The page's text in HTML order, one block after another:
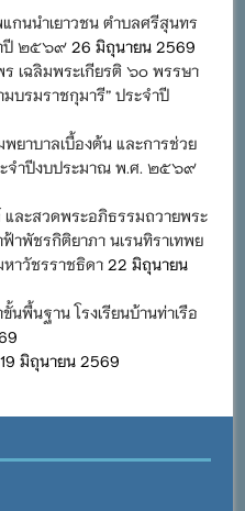
กนนำเยาวชน ตำบลศรีสุนทร
ำปี ๒๕๖๙ 26 มิถุนายน 2569
ร เฉลิมพระเกียรติ ๖๐ พรรษา
บรมราชกุมารี” ประจำปี
ยาบาลเบื้องต้น และการช่วย
ะจำปีงบประมาณ พ.ศ. ๒๕๖๙
ละสวดพระอภิธรรมถวายพระ
าพัชรกิติยาภา นเรนทิราเทพย
าวัชรราชธิดา 22 มิถุนายน
พื้นฐาน โรงเรียนบ้านท่าเรือ
19 มิถุนายน 2569